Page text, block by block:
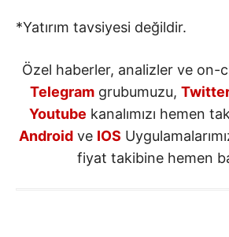
*Yatırım tavsiyesi değildir.
Özel haberler, analizler ve on-
Telegramgrubumuzu,
Youtube kanalımızı hemen
Androidve IOS
fiyat takibine hemen